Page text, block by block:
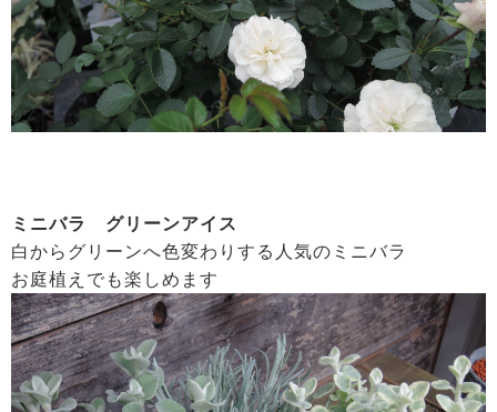
ミニバラ グリーンアイス
白からグリーンへ色変わりする人気のミニバラ
お庭植えでも楽しめます